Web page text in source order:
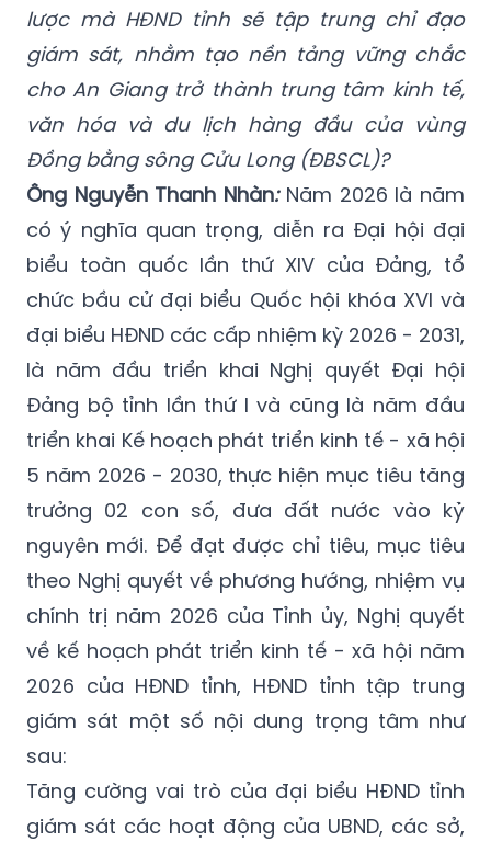
lược mà HĐND tỉnh sẽ tập trung chỉ đạo
giám sát, nhằm tạo nền tảng vững chắc
cho An Giang trở thành trung tâm kinh tế,
văn hóa và du lịch hàng đầu của vùng
Đồng bằng sông Cửu Long (ĐBSCL)?
Ông Nguyễn Thanh Nhàn: Năm 2026 là năm
có ý nghĩa quan trọng, diễn ra Đại hội đại
biểu toàn quốc lần thứ XIV của Đảng, tổ
chức bầu cử đại biểu Quốc hội khóa XVI và
đại biểu HĐND các cấp nhiệm kỳ 2026 - 2031,
là năm đầu triển khai Nghị quyết Đại hội
Đảng bộ tỉnh lần thứ I và cũng là năm đầu
triển khai Kế hoạch phát triển kinh tế - xã hội
5 năm 2026 - 2030, thực hiện mục tiêu tăng
trưởng 02 con số, đưa đất nước vào kỷ
nguyên mới. Để đạt được chỉ tiêu, mục tiêu
theo Nghị quyết về phương hướng, nhiệm vụ
chính trị năm 2026 của Tỉnh ủy, Nghị quyết
về kế hoạch phát triển kinh tế - xã hội năm
2026 của HĐND tỉnh, HĐND tỉnh tập trung
giám sát một số nội dung trọng tâm như
sau:
Tăng cường vai trò của đại biểu HĐND tỉnh
giám sát các hoạt động của UBND, các sở,